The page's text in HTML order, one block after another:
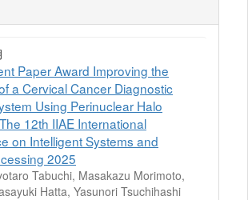
Paper Award Improving the
a Cervical Cancer Diagnostic
Using Perinuclear Halo
12th IIAE International
on Intelligent Systems and
2025
Tabuchi, Masakazu Morimoto,
Hatta, Yasunori Tsuchihashi